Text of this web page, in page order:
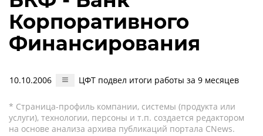
Корпоративного
Финансирования
10.10.2006 ЦФТ подвел итоги работы за 9 месяцев
* Страница-профиль компании, системы (продукта или
услуги), технологии, персоны и т.п. создается редактором
на основе анализа архива публикаций портала CNews.